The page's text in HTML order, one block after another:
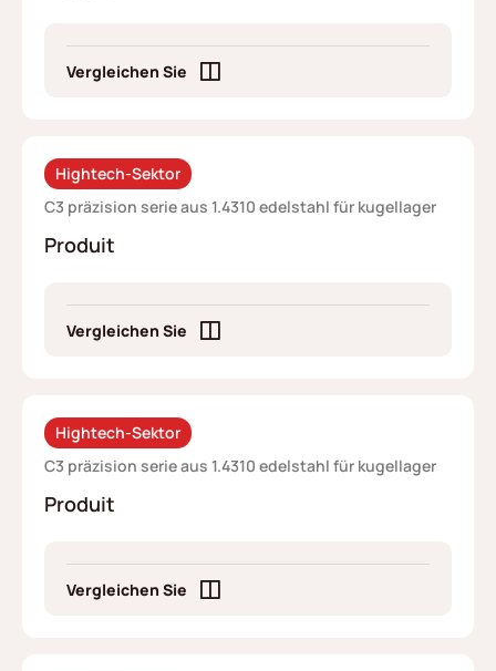
Vergleichen Sie
Hightech-Sektor
C3 präzision serie aus 1.4310 edelstahl für kugellager
Produit
Vergleichen Sie
Hightech-Sektor
C3 präzision serie aus 1.4310 edelstahl für kugellager
Produit
Vergleichen Sie